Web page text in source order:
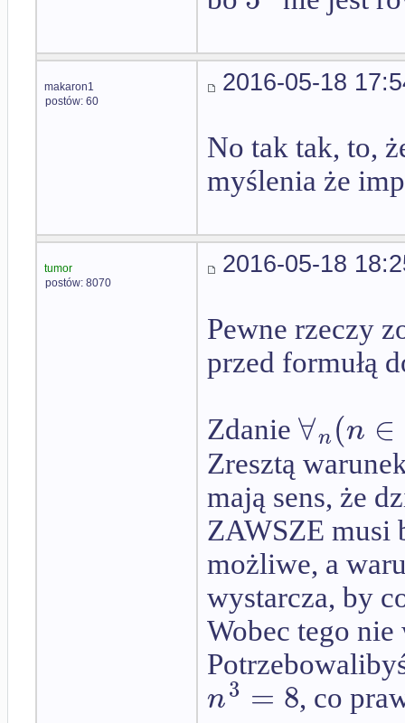
makaron1
postów: 60
2016-05-18
No tak tak, to,
myślenia że
tumor
postów: 8070
2016-05-18
Pewne rzeczy
przed formułą
Zdanie ∀n(n ∈
Zresztą
mają sens, że
ZAWSZE musi
możliwe, a
wystarcza, by
Wobec tego nie
n3 = 8, co